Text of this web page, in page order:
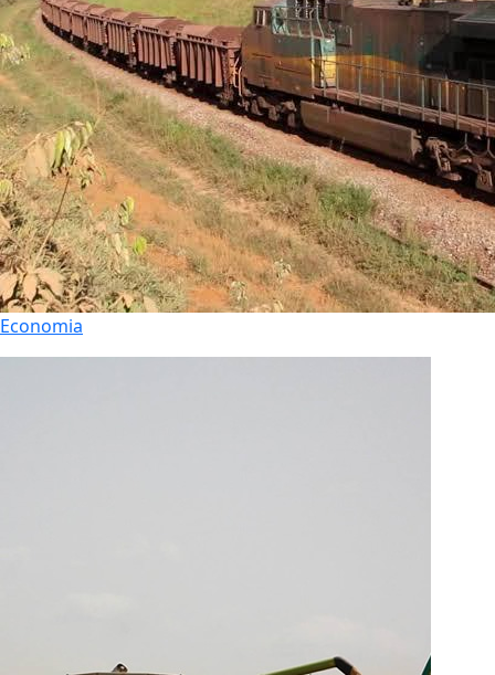
Economia